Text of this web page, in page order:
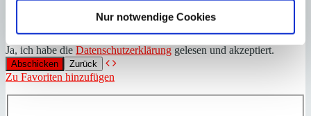
Nur notwendige Cookies
Ja, ich habe die Datenschutzerklärung gelesen und akzeptiert.
Zurück
Zu Favoriten hinzufügen